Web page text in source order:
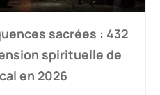
sacrées : 432
spirituelle de
en 2026